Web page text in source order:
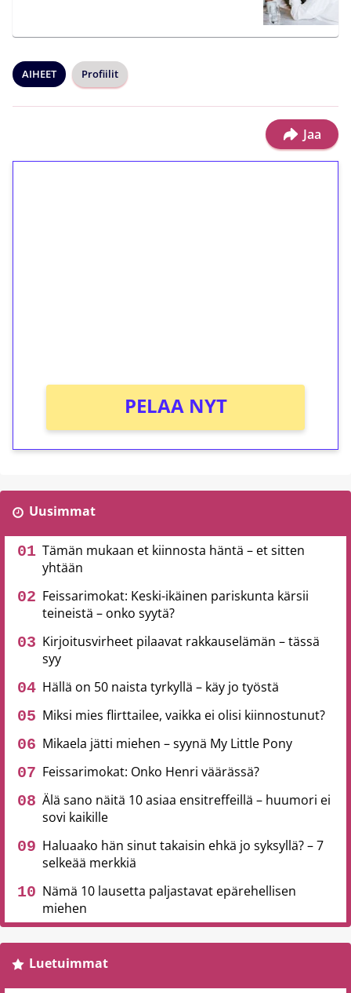
AIHEET Profiilit
Jaa
PELAA NYT
Uusimmat
Tämän mukaan et kiinnosta häntä – et sitten
yhtään
Feissarimokat: Keski-ikäinen pariskunta kärsii
teineistä – onko syytä?
Kirjoitusvirheet pilaavat rakkauselämän – tässä
syy
Hällä on 50 naista tyrkyllä – käy jo työstä
Miksi mies flirttailee, vaikka ei olisi kiinnostunut?
Mikaela jätti miehen – syynä My Little Pony
Feissarimokat: Onko Henri väärässä?
Älä sano näitä 10 asiaa ensitreffeillä – huumori ei
sovi kaikille
Haluaako hän sinut takaisin ehkä jo syksyllä? – 7
selkeää merkkiä
Nämä 10 lausetta paljastavat epärehellisen
miehen
Luetuimmat